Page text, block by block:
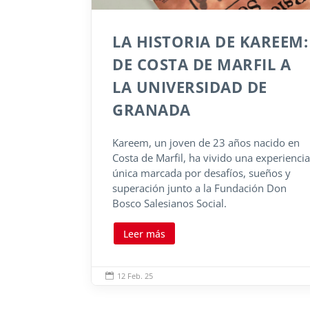
LA HISTORIA DE KAREEM:
DE COSTA DE MARFIL A
LA UNIVERSIDAD DE
GRANADA
Kareem, un joven de 23 años nacido en
Costa de Marfil, ha vivido una experiencia
única marcada por desafíos, sueños y
superación junto a la Fundación Don
Bosco Salesianos Social.
Leer más
 12 Feb. 25